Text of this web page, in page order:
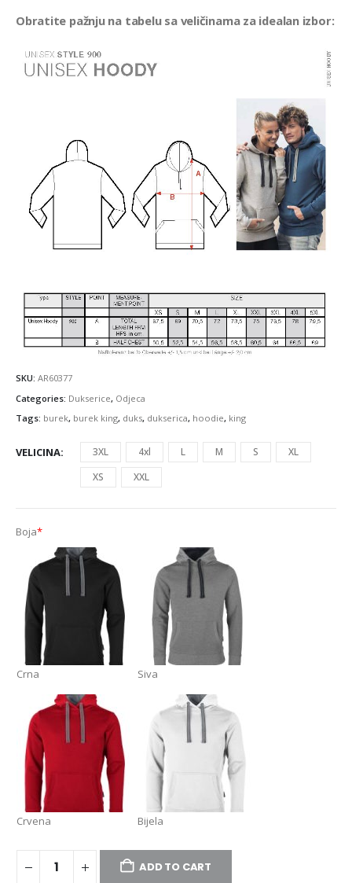
Obratite pažnju na tabelu sa veličinama za idealan izbor:
SKU: AR60377
Categories: Dukserice, Odjeca
Tags: burek, burek king, duks, dukserica, hoodie, king
VELICINA 3XL 4xl L M S
XL
XS
XXL
Boja*
Crna Siva
Crvena Bijela
ADD TO CART